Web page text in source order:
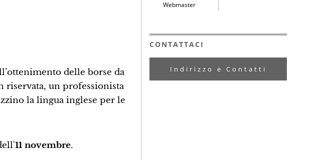
delle borse da
riservata, un professionista
la lingua inglese per le
11 novembre.
Webmaster
CONTATTACI
Indirizzo e Contatti